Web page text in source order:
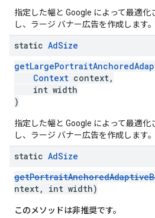
指定した幅と Google によって最適化
し、ラージ バナー広告を作成します。
static AdSize
Context context,
int width
)
指定した幅と Google によって最適化
し、ラージ バナー広告を作成します。
static AdSize
ntext, int width)
このメソッドは非推奨です。